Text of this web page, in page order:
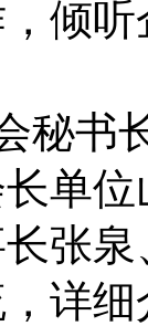
倾
书长
单
张
详